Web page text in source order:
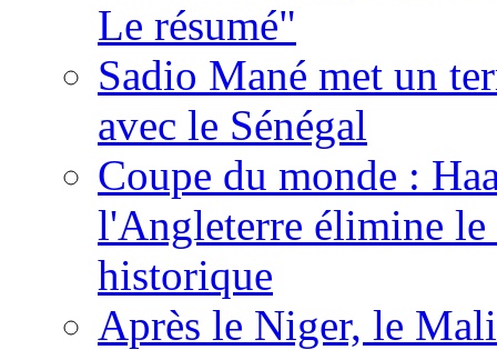
Le résumé"
Sadio Mané met un
avec le Sénégal
Coupe du monde :
l'Angleterre élimine
historique
Après le Niger, le